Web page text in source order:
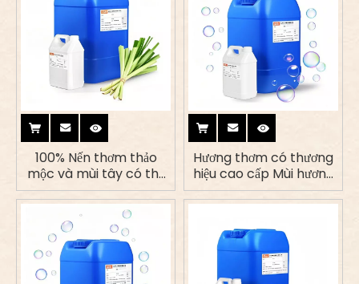
100% Nến thơm thảo
mộc và mùi tây có thể
phân hủy sinh học
Hương thơm có thương
hiệu cao cấp Mùi hương
sương mai cho chất tẩy
rửa